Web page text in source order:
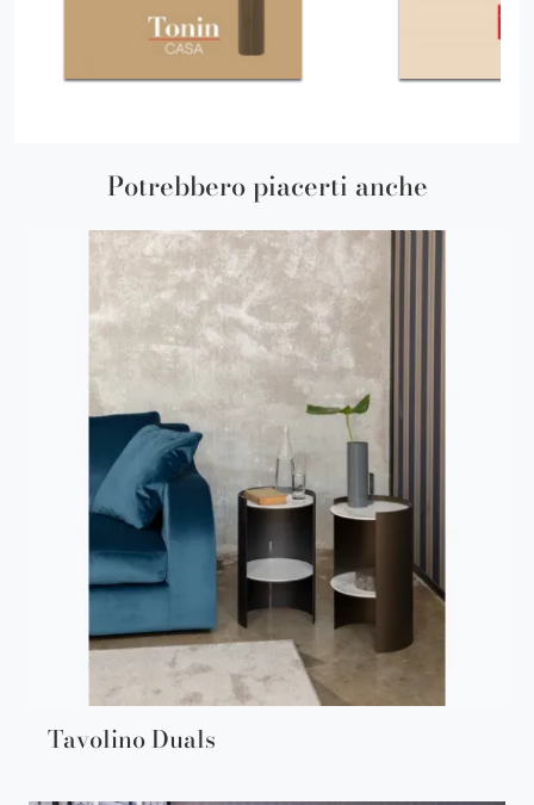
Potrebbero piacerti anche
Tavolino Duals